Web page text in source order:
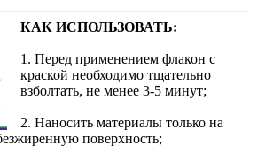
КАК ИСПОЛЬЗОВАТЬ:
1. Перед применением флакон с
краской необходимо тщательно
взболтать, не менее 3-5 минут;
2. Наносить материалы только на
поверхность;